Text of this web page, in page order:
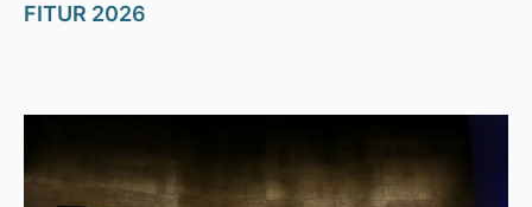
FITUR 2026